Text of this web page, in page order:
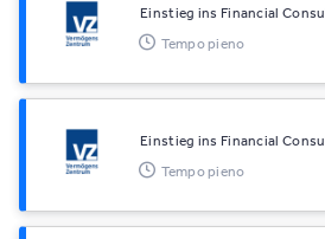
Einstieg ins Financial
Tempo pieno
Einstieg ins Financial
Tempo pieno